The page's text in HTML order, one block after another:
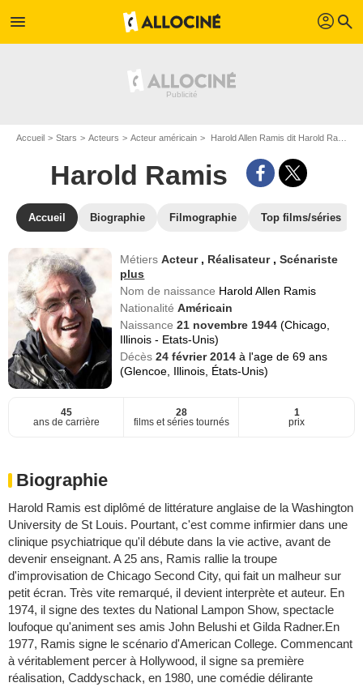
menu profil search
Accueil Stars Acteurs Acteur américain Harold Allen Ramis dit Harold Ramis
Harold Ramis
Accueil Biographie Filmographie Top films/séries
MétiersActeur , Réalisateur ,Scénariste
plus
Nom de naissance Harold Allen Ramis
NationalitéAméricain
Naissance21 novembre 1944(Chicago,
Illinois - Etats-Unis)
Décès24 février 2014à l'age de 69 ans
(Glencoe, Illinois, États-Unis)
45
ans de carrière
28
films et séries tournés
1
prix
Biographie
Harold Ramis est diplômé de littérature anglaise de la Washington
University de St Louis. Pourtant, c'est comme infirmier dans une
clinique psychiatrique qu'il débute dans la vie active, avant de
devenir enseignant. A 25 ans, Ramis rallie la troupe
d'improvisation de Chicago Second City, qui fait un malheur sur
petit écran. Très vite remarqué, il devient interprète et auteur. En
1974, il signe des textes du National Lampon Show, spectacle
loufoque qu'animent ses amis John Belushi et Gilda Radner.En
1977, Ramis signe le scénario d'American College. Commencant
à véritablement percer à Hollywood, il signe sa première
réalisation, Caddyschack, en 1980, une comédie délirante